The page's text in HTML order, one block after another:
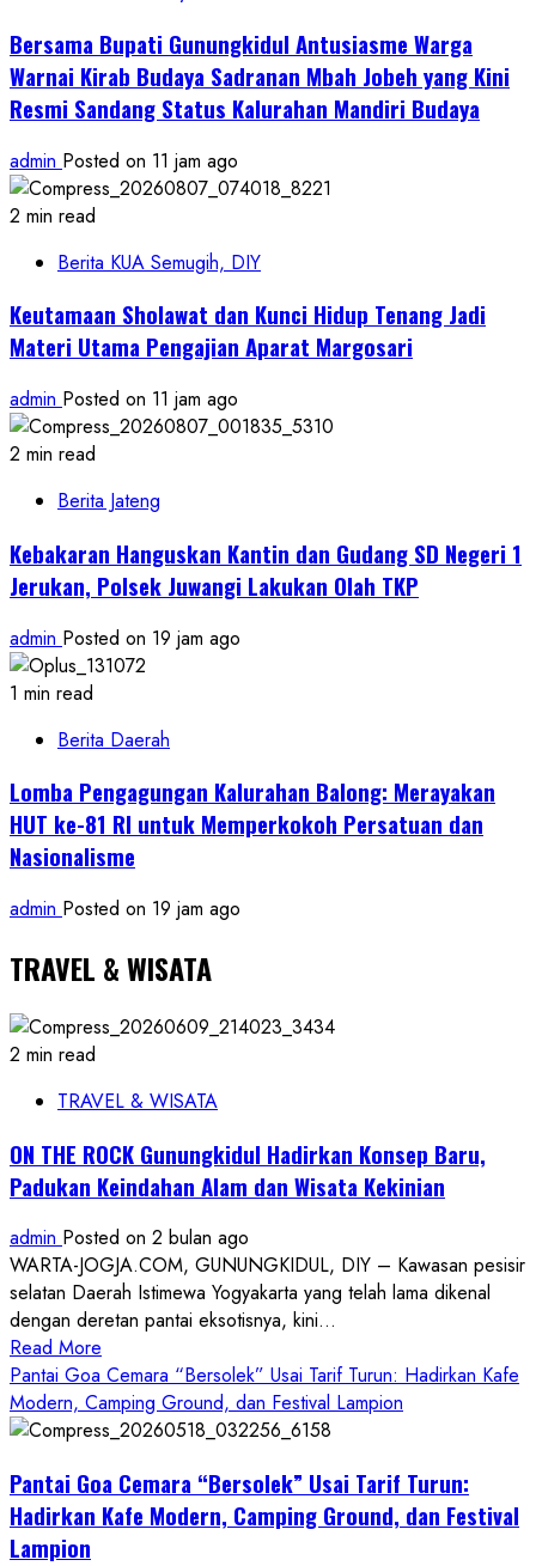
Bersama Bupati Gunungkidul Antusiasme Warga
Warnai Kirab Budaya Sadranan Mbah Jobeh yang Kini
Resmi Sandang Status Kalurahan Mandiri Budaya
admin Posted on 11 jam ago
2 min read
Berita KUA Semugih, DIY
Keutamaan Sholawat dan Kunci Hidup Tenang Jadi
Materi Utama Pengajian Aparat Margosari
admin Posted on 11 jam ago
2 min read
Berita Jateng
Kebakaran Hanguskan Kantin dan Gudang SD Negeri 1
Jerukan, Polsek Juwangi Lakukan Olah TKP
admin Posted on 19 jam ago
1 min read
Berita Daerah
Lomba Pengagungan Kalurahan Balong: Merayakan
HUT ke-81 RI untuk Memperkokoh Persatuan dan
Nasionalisme
admin Posted on 19 jam ago
TRAVEL & WISATA
2 min read
TRAVEL & WISATA
ON THE ROCK Gunungkidul Hadirkan Konsep Baru,
Padukan Keindahan Alam dan Wisata Kekinian
admin Posted on 2 bulan ago
WARTA-JOGJA.COM, GUNUNGKIDUL, DIY – Kawasan pesisir
selatan Daerah Istimewa Yogyakarta yang telah lama dikenal
dengan deretan pantai eksotisnya, kini...
Read More
more
about
ON
ROCK
Gunungkidul
Pantai Goa Cemara “Bersolek” Usai Tarif Turun: Hadirkan Kafe
Modern, Camping Ground, dan Festival Lampion
Pantai Goa Cemara “Bersolek” Usai Tarif Turun:
Hadirkan Kafe Modern, Camping Ground, dan Festival
Lampion